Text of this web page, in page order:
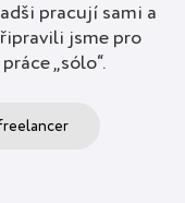
pracují sami a
jsme pro
„sólo“.